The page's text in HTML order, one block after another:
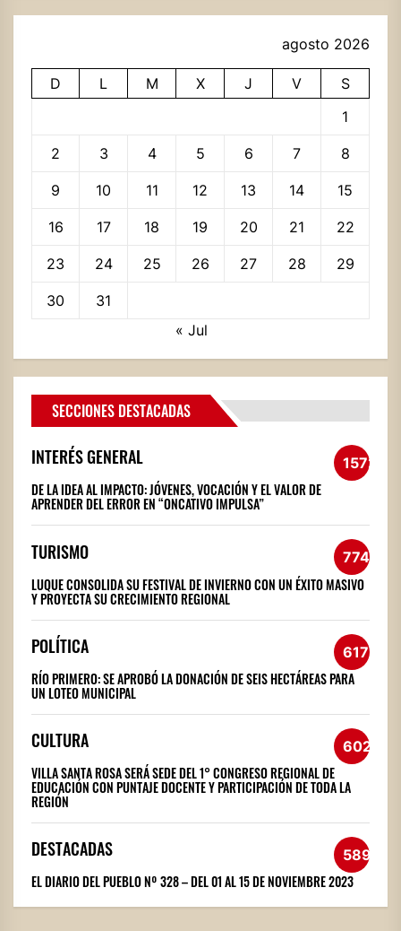
agosto 2026
D L M X J V
S
1
2 3 4 5 6 7 8
9 10 11 12 13 14 15
16 17 18 19 20 21 22
23 24 25 26 27 28 29
30
31
« Jul
SECCIONES DESTACADAS
INTERÉS GENERAL 1572
DE LA IDEA AL IMPACTO: JÓVENES, VOCACIÓN Y EL VALOR DE
APRENDER DEL ERROR EN “ONCATIVO IMPULSA”
TURISMO 774
LUQUE CONSOLIDA SU FESTIVAL DE INVIERNO CON UN ÉXITO MASIVO
Y PROYECTA SU CRECIMIENTO REGIONAL
POLÍTICA 617
RÍO PRIMERO: SE APROBÓ LA DONACIÓN DE SEIS HECTÁREAS PARA
UN LOTEO MUNICIPAL
CULTURA 602
VILLA SANTA ROSA SERÁ SEDE DEL 1° CONGRESO REGIONAL DE
EDUCACIÓN CON PUNTAJE DOCENTE Y PARTICIPACIÓN DE TODA LA
REGIÓN
DESTACADAS 589
EL DIARIO DEL PUEBLO Nº 328 – DEL 01 AL 15 DE NOVIEMBRE 2023